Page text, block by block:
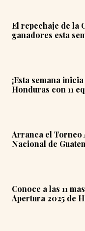
El repechaje de la
ganadores esta
¡Esta semana
Honduras con 11
Arranca el Torneo
Nacional de
Conoce a las 11
Apertura 2025 de